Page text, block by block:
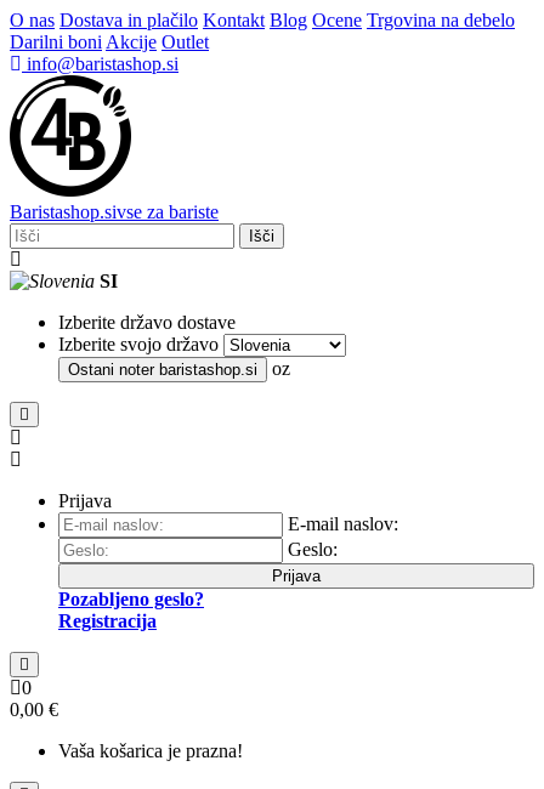
O nas Dostava in plačilo Kontakt Blog Ocene Trgovina na debelo
Darilni boni Akcije Outlet
info@baristashop.si
Baristashop.sivse za bariste
Išči
SI
Izberite državo dostave
Izberite svojo državo
Ostani noter baristashop.si oz
Prijava
E-mail naslov:
Geslo:
Prijava
Pozabljeno geslo?
Registracija
0
0,00 €
Vaša košarica je prazna!